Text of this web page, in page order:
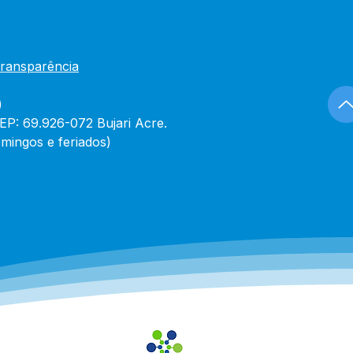
69.926-072 Bujari Acre.
e feriados)